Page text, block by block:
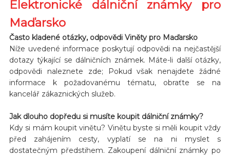
Elektronické dálniční známky pro
Maďarsko
Často kladené otázky, odpovědi Viněty pro Maďarsko
Níže uvedené informace poskytují odpovědi na nejčastější
dotazy týkající se dálničních známek. Máte-li další otázky,
odpovědi naleznete zde; Pokud však nenajdete žádné
informace k požadovanému tématu, obraťte se na
kancelář zákaznických služeb.
Jak dlouho dopředu si musíte koupit dálniční známky?
Kdy si mám koupit vinětu? Vinětu byste si měli koupit vždy
před zahájením cesty, vyplatí se na ni myslet s
dostatečným předstihem. Zakoupení dálniční známky po